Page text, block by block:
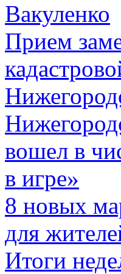
Вакуленко
Прием
вошел в
в игре»
8 новых
для
Итоги